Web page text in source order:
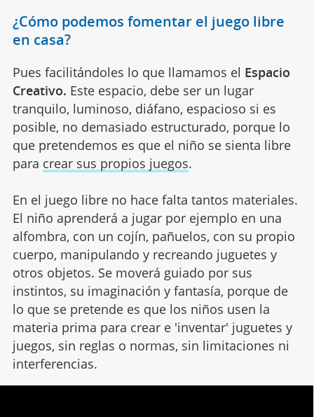
¿Cómo podemos fomentar el juego libre
en casa?
Pues facilitándoles lo que llamamos el Espacio
Creativo. Este espacio, debe ser un lugar
tranquilo, luminoso, diáfano, espacioso si es
posible, no demasiado estructurado, porque lo
que pretendemos es que el niño se sienta libre
para crear sus propios juegos.
En el juego libre no hace falta tantos materiales.
El niño aprenderá a jugar por ejemplo en una
alfombra, con un cojín, pañuelos, con su propio
cuerpo, manipulando y recreando juguetes y
otros objetos. Se moverá guiado por sus
instintos, su imaginación y fantasía, porque de
lo que se pretende es que los niños usen la
materia prima para crear e 'inventar' juguetes y
juegos, sin reglas o normas, sin limitaciones ni
interferencias.